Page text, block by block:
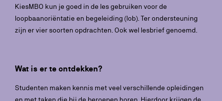
KiesMBO kun je goed in de les gebruiken voor de
loopbaanoriëntatie en begeleiding (lob). Ter ondersteuning
zijn er vier soorten opdrachten. Ook wel lesbrief genoemd.
Wat is er te ontdekken?
Studenten maken kennis met veel verschillende opleidingen